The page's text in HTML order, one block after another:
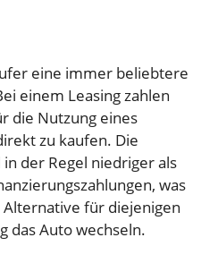
eine immer beliebtere
einem Leasing zahlen
die Nutzung eines
zu kaufen. Die
der Regel niedriger als
was
für diejenigen
das Auto wechseln.